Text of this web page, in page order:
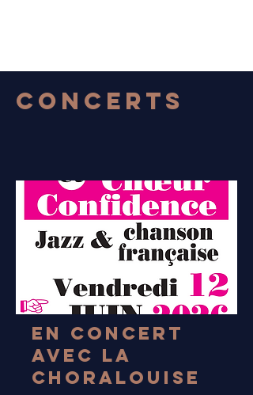
Concerts
En concert
avec la
Choralouise